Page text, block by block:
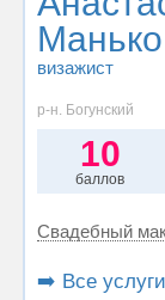
Манько
визажист
р-н. Богунский
10
баллов
Свадебный
➡️ Все